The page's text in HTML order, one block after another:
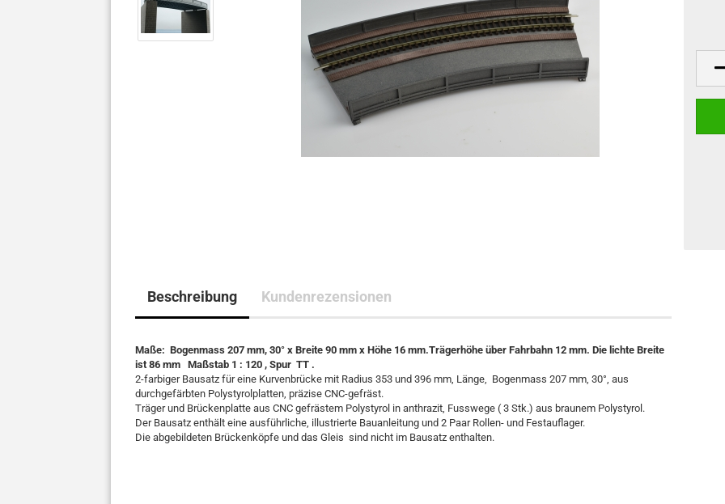
Beschreibung Kundenrezensionen
Maße: Bogenmass 207 mm, 30° x Breite 90 mm x Höhe 16 mm.Trägerhöhe über Fahrbahn 12 mm. Die lichte Breite
ist 86 mm Maßstab 1 : 120 , Spur TT .
2-farbiger Bausatz für eine Kurvenbrücke mit Radius 353 und 396 mm, Länge, Bogenmass 207 mm, 30°, aus
durchgefärbten Polystyrolplatten, präzise CNC-gefräst.
Träger und Brückenplatte aus CNC gefrästem Polystyrol in anthrazit, Fusswege ( 3 Stk.) aus braunem Polystyrol.
Der Bausatz enthält eine ausführliche, illustrierte Bauanleitung und 2 Paar Rollen- und Festauflager.
Die abgebildeten Brückenköpfe und das Gleis sind nicht im Bausatz enthalten.